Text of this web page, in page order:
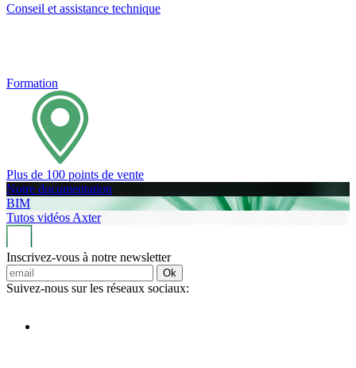
Conseil et assistance technique
Formation
Plus de 100 points de vente
Notre documentation
BIM
Tutos vidéos Axter
Inscrivez-vous à notre newsletter
Ok
Suivez-nous sur les réseaux sociaux: